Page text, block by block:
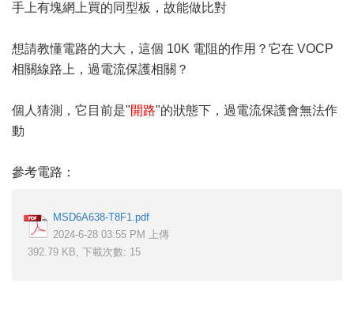
手上有塊網上買的同型板，故能做比對
想請教懂電路的大大，這個 10K 電阻的作用？它在 VOCP
相關線路上，過電流保護相關？
個人猜測，它目前是"開路"的狀態下，過電流保護會無法作
動
參考電路：
MSD6A638-T8F1.pdf
2024-6-28 03:55 PM 上傳
392.79 KB, 下載次數: 15